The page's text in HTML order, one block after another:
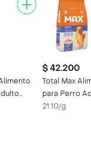
$ 42.200
Total Max
para Perro
Performance
21.10/g